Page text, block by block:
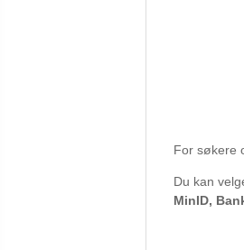
For søkere
Du kan
MinID,